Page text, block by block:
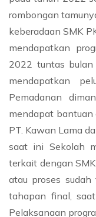
rombongan
keberadaan SMK
mendapatkan
2022 tuntas bulan
mendapatkan
Pemadanan
mendapat bantuan
PT. Kawan Lama
saat ini Sekolah
terkait dengan
atau proses
tahapan final,
Pelaksanaan